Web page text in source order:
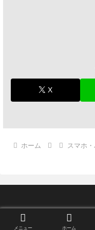
X
ホーム スマホ
メニュー ホーム